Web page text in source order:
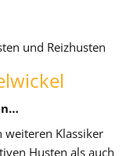
und Reizhusten
Klassiker
Husten als auch